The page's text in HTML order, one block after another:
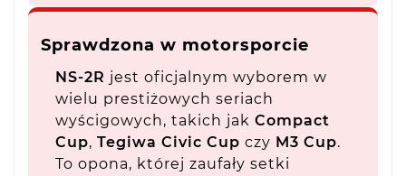
Sprawdzona w motorsporcie
NS-2R jest oficjalnym wyborem w
wielu prestiżowych seriach
wyścigowych, takich jak Compact
Cup, Tegiwa Civic Cup czy M3 Cup.
To opona, której zaufały setki